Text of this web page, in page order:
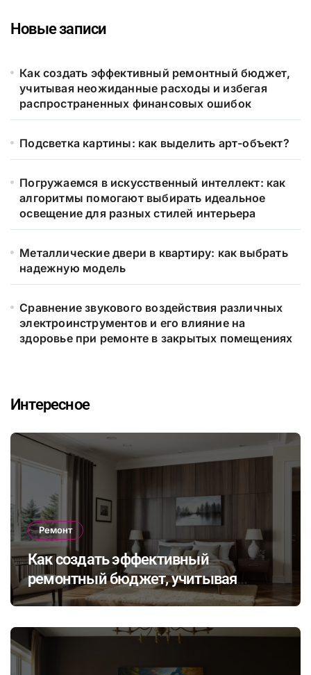
Новые записи
Как создать эффективный ремонтный бюджет,
учитывая неожиданные расходы и избегая
распространенных финансовых ошибок
Подсветка картины: как выделить арт-объект?
Погружаемся в искусственный интеллект: как
алгоритмы помогают выбирать идеальное
освещение для разных стилей интерьера
Металлические двери в квартиру: как выбрать
надежную модель
Сравнение звукового воздействия различных
электроинструментов и его влияние на
здоровье при ремонте в закрытых помещениях
Интересное
Ремонт
Как создать эффективный
ремонтный бюджет, учитывая
неожиданные расходы и избегая
ошибок